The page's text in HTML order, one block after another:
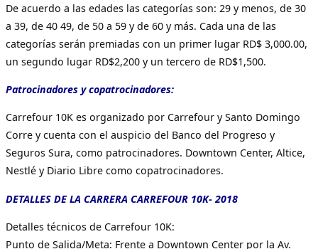
De acuerdo a las edades las categorías son: 29 y menos, de 30
a 39, de 40 49, de 50 a 59 y de 60 y más. Cada una de las
categorías serán premiadas con un primer lugar RD$ 3,000.00,
un segundo lugar RD$2,200 y un tercero de RD$1,500.
Patrocinadores y copatrocinadores:
Carrefour 10K es organizado por Carrefour y Santo Domingo
Corre y cuenta con el auspicio del Banco del Progreso y
Seguros Sura, como patrocinadores. Downtown Center, Altice,
Nestlé y Diario Libre como copatrocinadores.
DETALLES DE LA CARRERA CARREFOUR 10K- 2018
Detalles técnicos de Carrefour 10K:
Punto de Salida/Meta: Frente a Downtown Center por la Av.